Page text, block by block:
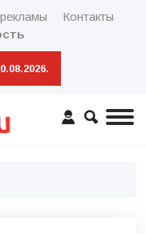
Контакты